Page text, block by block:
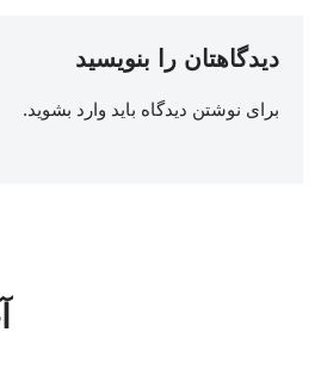
دیدگاهتان را بنویسید
برای نوشتن دیدگاه باید وارد بشوید.